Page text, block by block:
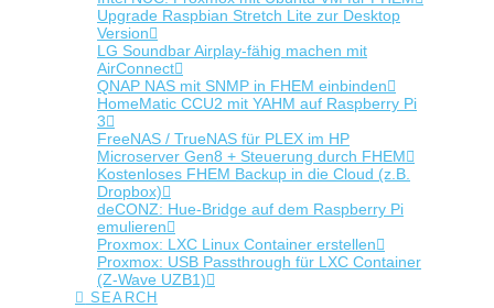
Upgrade Raspbian Stretch Lite zur Desktop
Version
LG Soundbar Airplay-fähig machen mit
AirConnect
QNAP NAS mit SNMP in FHEM einbinden
HomeMatic CCU2 mit YAHM auf Raspberry Pi
3
FreeNAS / TrueNAS für PLEX im HP
Microserver Gen8 + Steuerung durch FHEM
Kostenloses FHEM Backup in die Cloud (z.B.
Dropbox)
deCONZ: Hue-Bridge auf dem Raspberry Pi
emulieren
Proxmox: LXC Linux Container erstellen
Proxmox: USB Passthrough für LXC Container
(Z-Wave UZB1)
SEARCH